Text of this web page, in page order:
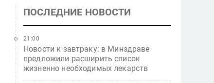
ПОСЛЕДНИЕ НОВОСТИ
Новости к завтраку: в Минздраве
предложили расширить список
жизненно необходимых лекарств
21:00